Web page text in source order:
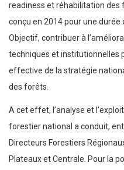
readiness et réhabilitation des
conçu en 2014 pour une durée
Objectif, contribuer à
techniques et
effective de la stratégie
des forêts.
A cet effet, l’analyse et
forestier national a conduit,
Directeurs Forestiers
Plateaux et Centrale. Pour la